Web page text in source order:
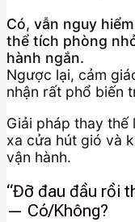
Có, vẫn nguy
thể tích phòng
hành ngắn.
Ngược lại, cảm
nhận rất phổ biến
Giải pháp thay
xa cửa hút gió và
vận hành.
“Đỡ đau đầu rồi
— Có/Không?